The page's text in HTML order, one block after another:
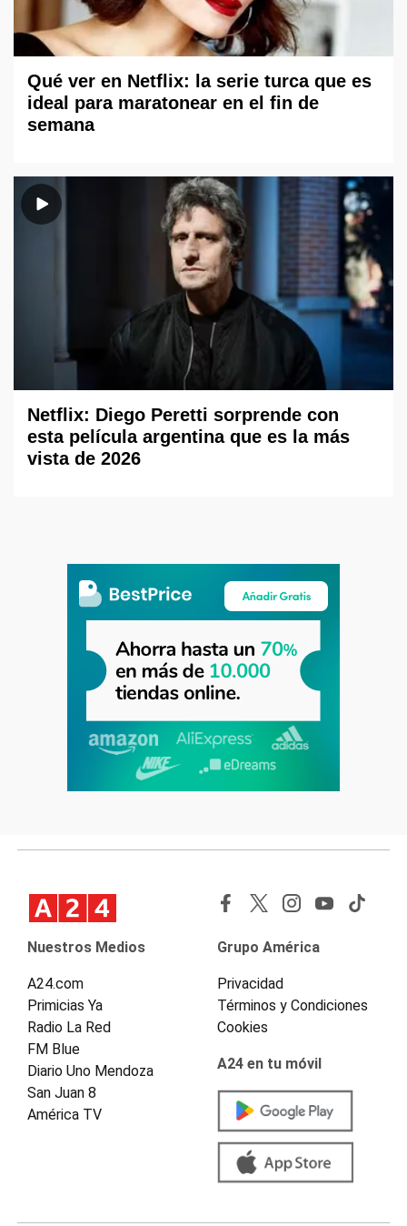
Qué ver en Netflix: la serie turca que es
ideal para maratonear en el fin de
semana
Netflix: Diego Peretti sorprende con
esta película argentina que es la más
vista de 2026
Nuestros Medios
A24.com
Primicias Ya
Radio La Red
FM Blue
Diario Uno Mendoza
San Juan 8
América TV
Grupo América
Privacidad
Términos y Condiciones
Cookies
A24 en tu móvil